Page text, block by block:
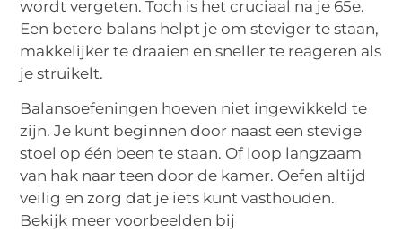
wordt vergeten. Toch is het cruciaal na je 65e.
Een betere balans helpt je om steviger te staan,
makkelijker te draaien en sneller te reageren als
je struikelt.
Balansoefeningen hoeven niet ingewikkeld te
zijn. Je kunt beginnen door naast een stevige
stoel op één been te staan. Of loop langzaam
van hak naar teen door de kamer. Oefen altijd
veilig en zorg dat je iets kunt vasthouden.
Bekijk meer voorbeelden bij